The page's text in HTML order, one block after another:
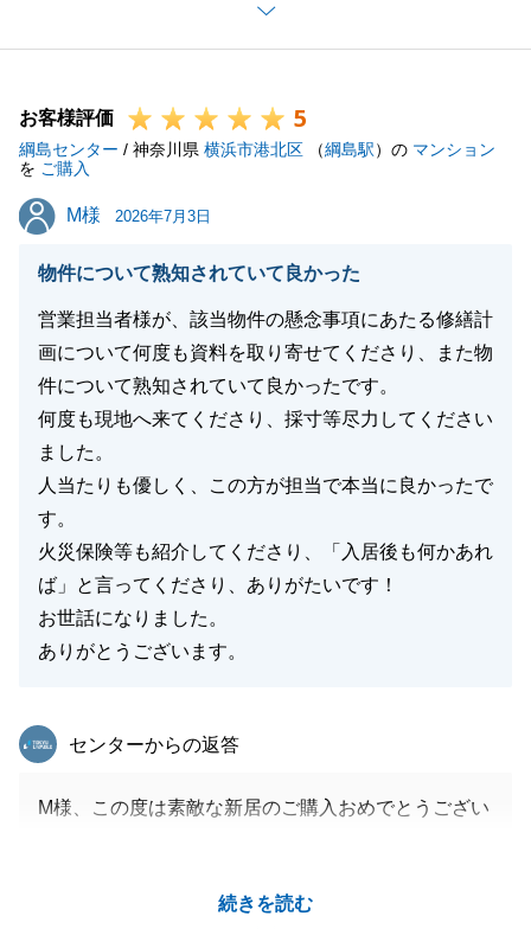
迅速にご対応いただき、誠にありがとうございまし
今後とも、不動産関係でお悩みがございましたらお気
軽にご相談いただけますと幸いです。
お客様評価 5
綱島センター / 神奈川県 横浜市港北区 （綱島駅）の マンション
を ご購入
M様
M様 2026年7月3日
物件について熟知されていて良かった
営業担当者様が、該当物件の懸念事項にあたる修繕計
画について何度も資料を取り寄せてくださり、また物
件について熟知されていて良かったです。
何度も現地へ来てくださり、採寸等尽力してください
ました。
人当たりも優しく、この方が担当で本当に良かったで
す。
火災保険等も紹介してくださり、「入居後も何かあれ
ば」と言ってくださり、ありがたいです！
お世話になりました。
ありがとうございます。
続きを読む
東急リバブル
センターからの返答
M様、この度は素敵な新居のご購入おめでとうござい
っていただけて本当に良かったです。